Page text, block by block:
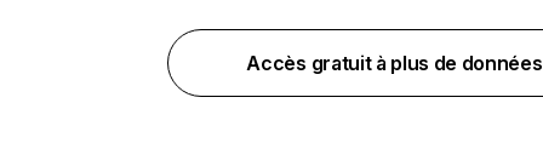
Accès gratuit à plus de données